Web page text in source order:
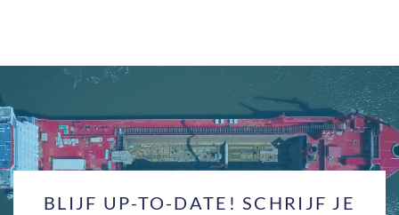
BLIJF UP-TO-DATE! SCHRIJF JE